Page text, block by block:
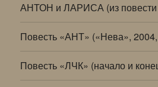
АНТОН и ЛАРИСА (из
Повесть «АНТ» («Нева»,
Повесть «ЛЧК» (начало и